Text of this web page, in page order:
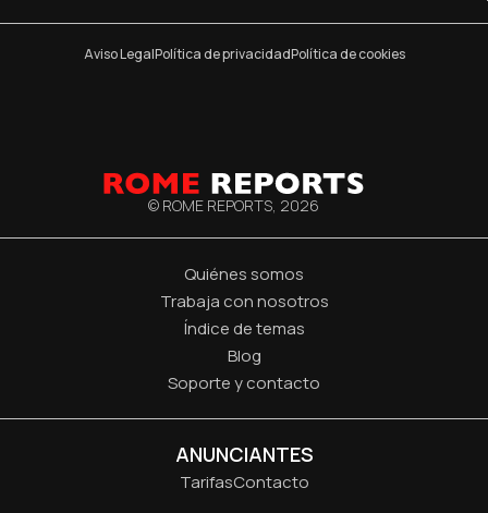
Aviso LegalPolítica de privacidadPolítica de cookies
© ROME REPORTS, 2026
Quiénes somos
Trabaja con nosotros
Índice de temas
Blog
Soporte y contacto
ANUNCIANTES
TarifasContacto